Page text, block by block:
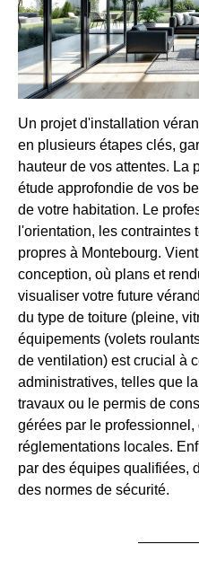
Un projet d'installation
en plusieurs étapes clés,
hauteur de vos attentes. La
étude approfondie de vos
de votre habitation. Le
l'orientation, les
propres à Montebourg.
conception, où plans et
visualiser votre future
du type de toiture (pleine,
équipements (volets
de ventilation) est crucial à
administratives, telles que
travaux ou le permis de
gérées par le
réglementations locales.
par des équipes qualifiées,
des normes de sécurité.